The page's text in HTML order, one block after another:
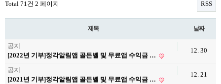
Total 71건 2 페이지 RSS
제목 날짜
공지
[2022년 기부]정각알림앱 골든벨 및 무료앱 수익금 …
12. 30
공지
[2021년 기부]정각알림앱 골든벨 및 무료앱 수익금 …
12. 21